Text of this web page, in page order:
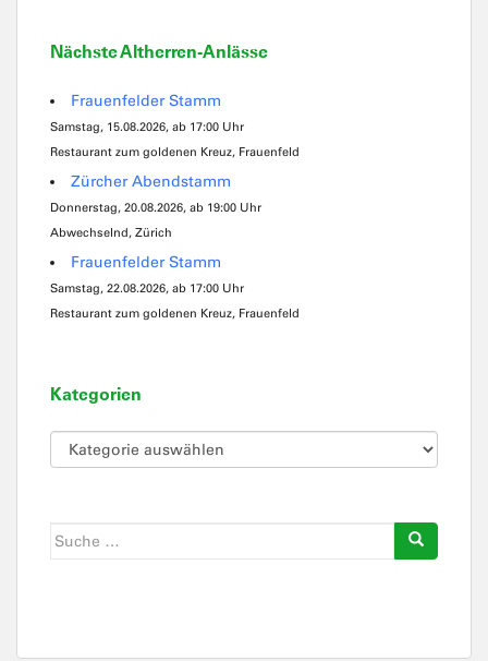
Nächste Altherren-Anlässe
Frauenfelder Stamm
Samstag, 15.08.2026, ab 17:00 Uhr
Restaurant zum goldenen Kreuz, Frauenfeld
Zürcher Abendstamm
Donnerstag, 20.08.2026, ab 19:00 Uhr
Abwechselnd, Zürich
Frauenfelder Stamm
Samstag, 22.08.2026, ab 17:00 Uhr
Restaurant zum goldenen Kreuz, Frauenfeld
Kategorien
Kategorien
Suche